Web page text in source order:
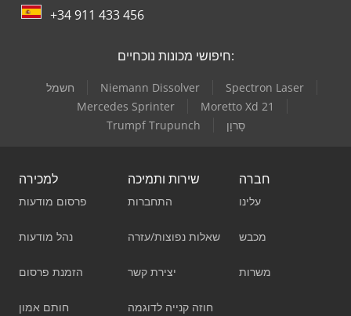
+34 911 433 456
חיפושי מכונות נוכחיים:
חשמל Niemann Dissolver
Spectron Laser
Mercedes Sprinter
Moretto Xd 21
Trumpf Trupunch
סָרוָן
למכירה
פרסום מודעות
נהל מודעות
הזמנת פרסום
חותם אמון
שירות ותמיכה
התחברות
שאלות נפוצות/עזרה
יצירת קשר
חוזה קנייה לדוגמה
חברה
עלינו
מכבש
משרות